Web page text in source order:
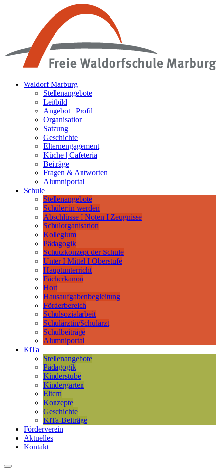
Waldorf Marburg
Stellenangebote
Leitbild
Angebot | Profil
Organisation
Satzung
Geschichte
Elternengagement
Küche | Cafeteria
Beiträge
Fragen & Antworten
Alumniportal
Schule
Stellenangebote
Schüler:in werden
Abschlüsse I Noten I Zeugnisse
Schulorganisation
Kollegium
Pädagogik
Schutzkonzept der Schule
Unter I Mittel I Oberstufe
Hauptunterricht
Fächerkanon
Hort
Hausaufgabenbegleitung
Förderbereich
Schulsozialarbeit
Schulärztin/Schularzt
Schulbeiträge
Alumniportal
KiTa
Stellenangebote
Pädagogik
Kinderstube
Kindergarten
Eltern
Konzepte
Geschichte
KiTa-Beiträge
Förderverein
Aktuelles
Kontakt